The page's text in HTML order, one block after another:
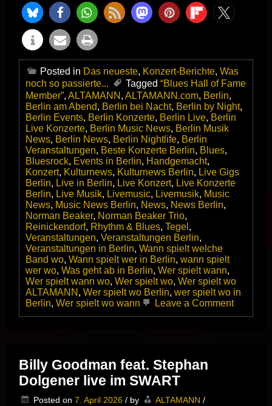
Posted in Das neueste, Konzert-Berichte, Was
noch so passierte...
Tagged “Blues Hall of Fame
Member”, ALTAMANN , ALTAMANN.com, Berlin,
Berlin am Abend, Berlin bei Nacht, Berlin by Night,
Berlin Events, Berlin Konzerte, Berlin Live, Berlin
Live Konzerte, Berlin Music News, Berlin Musik
News, Berlin News, Berlin Nightlife, Berlin
Veranstaltungen, Beste Konzerte Berlin, Blues,
Bluesrock, Events in Berlin, Handgemacht,
Konzert, Kulturnews, Kulturnews Berlin, Live Gigs
Berlin, Live in Berlin, Live Konzert, Live Konzerte
Berlin, Live Musik, Livemusic, Livemusik, Music
News, Music News Berlin, News, News Berlin,
Norman Beaker, Norman Beaker Trio,
Reinickendorf, Rhythm & Blues, Tegel ,
Veranstaltungen, Veranstaltungen Berlin,
Veranstaltungen in Berlin, Wann spielt welche
Band wo, Wann spielt wer in Berlin, wann spielt
wer wo, Was geht ab in Berlin, Wer spielt wann,
Wer spielt wann wo, Wer spielt wo, Wer spielt wo
ALTAMANN , Wer spielt wo Berlin, wer spielt wo in
Berlin, Wer spielt wo wann Leave a Commenton
Billy Goodman feat. Stephan
Dolgener live im SWART
Posted on 7. April 2026 / by ALTAMANN /